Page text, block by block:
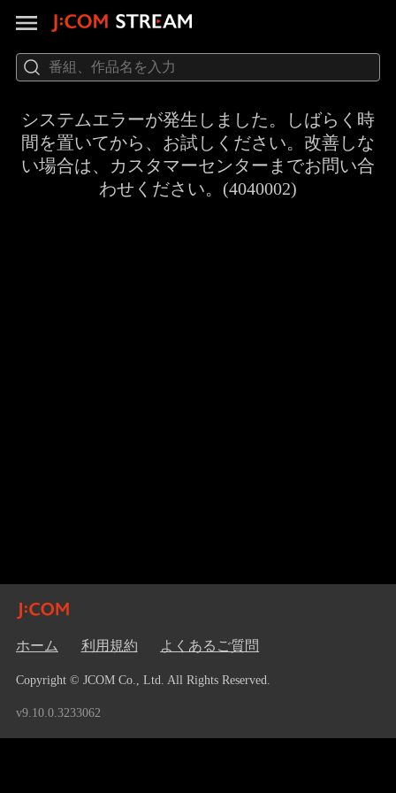
システムエラーが発生しました。しばらく時
間を置いてから、お試しください。改善しな
い場合は、カスタマーセンターまでお問い合
わせください。(4040002)
ホーム 利用規約 よくあるご質問
Copyright © JCOM Co., Ltd. All Rights Reserved.
v9.10.0.3233062